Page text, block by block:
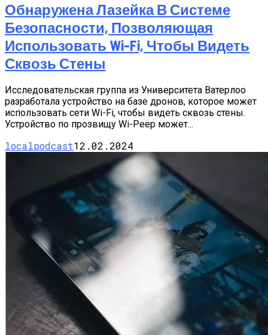
Обнаружена Лазейка В Системе
Безопасности, Позволяющая
Использовать Wi-Fi, Чтобы Видеть
Сквозь Стены
Исследовательская группа из Университета Ватерлоо
разработала устройство на базе дронов, которое может
использовать сети Wi-Fi, чтобы видеть сквозь стены.
Устройство по прозвищу Wi-Peep может...
localpodcast12.02.2024